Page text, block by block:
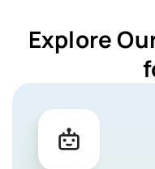
Explore